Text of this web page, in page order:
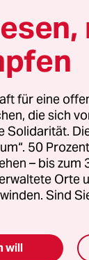
bei
Ihre Eltern
haben,
die
müssen,
für eine
die sich
Solidarität.
50
– bis
Orte
Sind
will